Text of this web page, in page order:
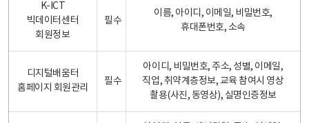
K-ICT
빅데이터센터
회원정보
필수
이름, 아이디, 이메일, 비밀번호,
휴대폰번호, 소속
디지털배움터
홈페이지 회원관리
필수
아이디, 비밀번호, 주소, 성별, 이메일,
직업, 취약계층정보, 교육 참여시 영상
촬용(사진, 동영상), 실명인증정보